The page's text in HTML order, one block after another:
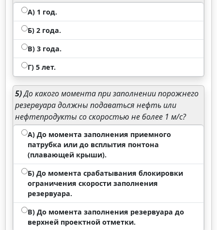
А) 1 год.
Б) 2 года.
В) 3 года.
Г) 5 лет.
5)До какого момента при заполнении порожнего
резервуара должны подаваться нефть или
нефтепродукты со скоростью не более 1 м/с?
А) До момента заполнения приемного
патрубка или до всплытия понтона
(плавающей крыши).
Б) До момента срабатывания блокировки
ограничения скорости заполнения
резервуара.
В) До момента заполнения резервуара до
верхней проектной отметки.